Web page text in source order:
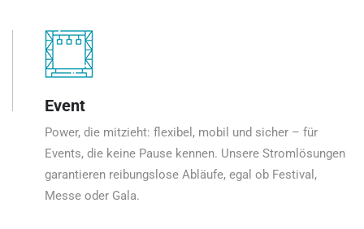
Event
Power, die mitzieht: flexibel, mobil und sicher – für
Events, die keine Pause kennen. Unsere Stromlösungen
garantieren reibungslose Abläufe, egal ob Festival,
Messe oder Gala.